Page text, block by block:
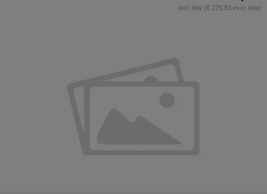
incl. btw (€ 275,83 excl. btw)